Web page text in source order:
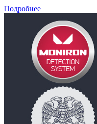
Подробнее